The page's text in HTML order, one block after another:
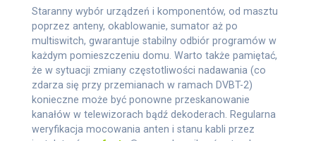
Staranny wybór urządzeń i komponentów, od masztu
poprzez anteny, okablowanie, sumator aż po
multiswitch, gwarantuje stabilny odbiór programów w
każdym pomieszczeniu domu. Warto także pamiętać,
że w sytuacji zmiany częstotliwości nadawania (co
zdarza się przy przemianach w ramach DVBT-2)
konieczne może być ponowne przeskanowanie
kanałów w telewizorach bądź dekoderach. Regularna
weryfikacja mocowania anten i stanu kabli przez